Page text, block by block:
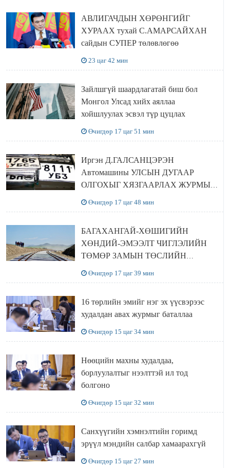
АВЛИГАЧДЫН ХӨРӨНГИЙГ
ХУРААХ тухай С.АМАРСАЙХАН
сайдын СУПЕР төлөвлөгөө
23 цаг 42 мин
Зайлшгүй шаардлагатай биш бол
Монгол Улсад хийх аяллаа
хойшлуулах эсвэл түр цуцлах
Өчигдөр 17 цаг 51 мин
Иргэн Д.ГАЛСАНЦЭРЭН
Автомашины УЛСЫН ДУГААР
ОЛГОХЫГ ХЯЗГААРЛАХ ЖУРМЫГ
Өчигдөр 17 цаг 48 мин
БАГАХАНГАЙ-ХӨШИГИЙН
ХӨНДИЙ-ЭМЭЭЛТ ЧИГЛЭЛИЙН
ТӨМӨР ЗАМЫН ТӨСЛИЙН
Өчигдөр 17 цаг 39 мин
16 төрлийн эмийг нэг эх үүсвэрээс
худалдан авах журмыг баталлаа
Өчигдөр 15 цаг 34 мин
Нөөцийн махны худалдаа,
борлуулалтыг нээлттэй ил тод
болгоно
Өчигдөр 15 цаг 32 мин
Санхүүгийн хэмнэлтийн горимд
эрүүл мэндийн салбар хамаарахгүй
Өчигдөр 15 цаг 27 мин